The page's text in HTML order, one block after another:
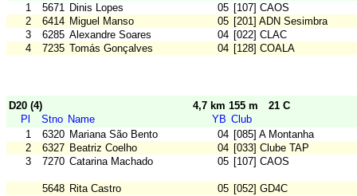
1
5671 Dinis Lopes 05 [107] CAOS
2
6414 Miguel Manso 05 [201] ADN Sesimbra
3
6285 Alexandre Soares 04 [022] CLAC
4
7235 Tomás Gonçalves 04 [128] COALA
D20 (4) 4,7 km 155 m
21 C
Pl
Stno Name YB Club
1
6320 Mariana São Bento 04 [085] A Montanha
2
6327 Beatriz Coelho 04 [033] Clube TAP
3
7270 Catarina Machado 05 [107] CAOS
5648 Rita Castro 05 [052] GD4C